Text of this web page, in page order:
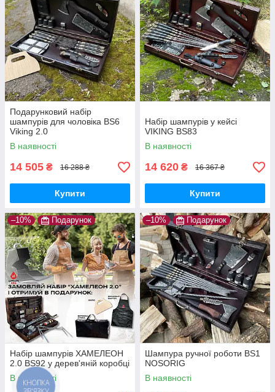
Подарунковий набір
шампурів для чоловіка BS6
Viking 2.0
В наявності
14 505 ₴ 16 288 ₴
Купити
Набір шампурів у кейсі
VIKING BS83
В наявності
14 620 ₴ 16 367 ₴
Купити
–10% Подарунок
Набір шампурів ХАМЕЛЕОН
2.0 BS92 у дерев'яній коробці
В наявності
–10% Подарунок
Шампура ручної роботи BS1
NOSORIG
В наявності